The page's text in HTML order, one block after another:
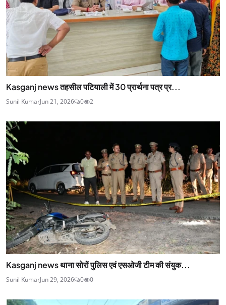
Kasganj news तहसील पटियाली में 30 प्रार्थना पत्र प्र...
Sunil KumarJun 21, 2026 0 2
Kasganj news थाना सोरों पुलिस एवं एसओजी टीम की संयुक...
Sunil KumarJun 29, 2026 0 0